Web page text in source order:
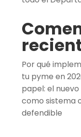
Por qué
tu pyme en
papel: el
como sistema
defendible